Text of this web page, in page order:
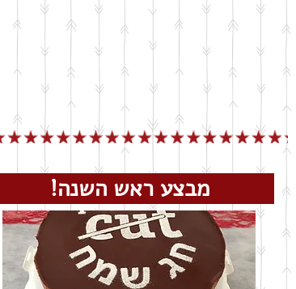
מבצע ראש השנה!